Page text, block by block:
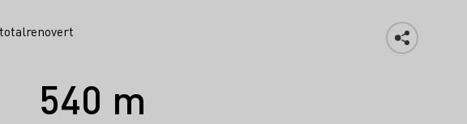
540 m